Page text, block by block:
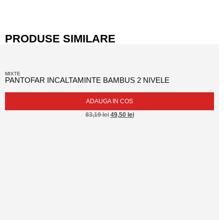
PRODUSE SIMILARE
MIXTE
PANTOFAR INCALTAMINTE BAMBUS 2 NIVELE
ADAUGA IN COS
83,19lei 49,50 lei